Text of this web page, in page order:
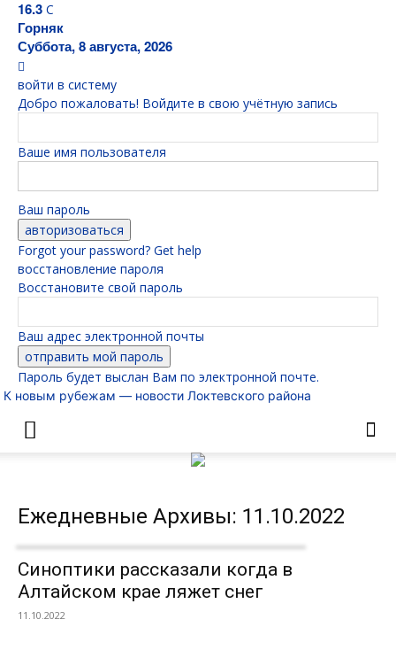
16.3 C
Горняк
Суббота, 8 августа, 2026
войти в систему
Добро пожаловать! Войдите в свою учётную запись
Ваше имя пользователя
Ваш пароль
Forgot your password? Get help
восстановление пароля
Восстановите свой пароль
Ваш адрес электронной почты
Пароль будет выслан Вам по электронной почте.
К новым рубежам — новости Локтевского района
Ежедневные Архивы: 11.10.2022
Синоптики рассказали когда в
Алтайском крае ляжет снег
11.10.2022